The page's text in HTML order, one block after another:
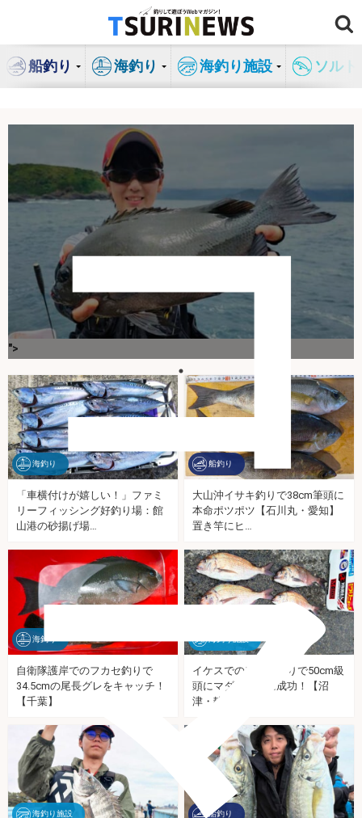
ン
船釣り 海釣り 海釣り施設 ソル
コ
マ
">
海釣り
「車横付けが嬉しい！」ファミ
リーフィッシング好釣り場：館
山港の砂揚げ場…
船釣り
大山沖イサキ釣りで38cm筆頭に
本命ポツポツ【石川丸・愛知】
置き竿にヒ…
海釣り
自衛隊護岸でのフカセ釣りで
34.5cmの尾長グレをキャッチ！
【千葉】
イケスでのフカセ釣りで50cm級
頭にマダイ連打に成功！【沼
津・静岡】
海釣り施設 船釣り